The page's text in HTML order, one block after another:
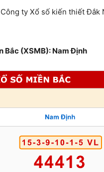
ty Xổ số kiến thiết Đắk
Bắc (XSMB): Nam Định